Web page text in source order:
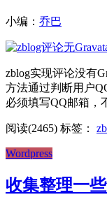
小编： 乔巴
zblog实现评论没有
方法通过判断用户
必须填写QQ邮箱，
阅读(2465) 标签：
Wordpress
收集整理一